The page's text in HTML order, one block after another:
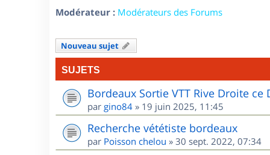
Modérateur : Modérateurs des Forums
Nouveau sujet
SUJETS
Bordeaux Sortie VTT Rive Droite ce
par gino84 » 19 juin 2025, 11:45
Recherche vététiste bordeaux
par Poisson chelou » 30 sept. 2022, 07:34